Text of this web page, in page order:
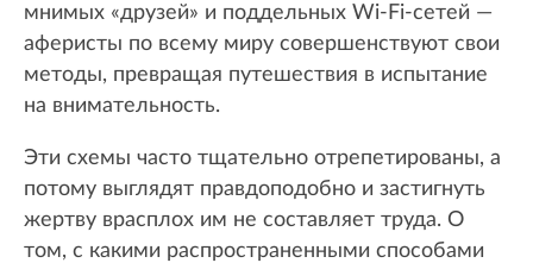
мнимых «друзей» и поддельных Wi-Fi-сетей —
аферисты по всему миру совершенствуют свои
методы, превращая путешествия в испытание
на внимательность.
Эти схемы часто тщательно отрепетированы, а
потому выглядят правдоподобно и застигнуть
жертву врасплох им не составляет труда. О
том, с какими распространенными способами